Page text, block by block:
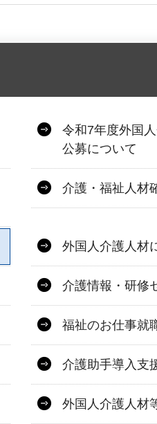
令和7年度外国
公募について
介護・福祉人材
外国人介護人材
介護情報・研修
福祉のお仕事就
介護助手導入支
外国人介護人材